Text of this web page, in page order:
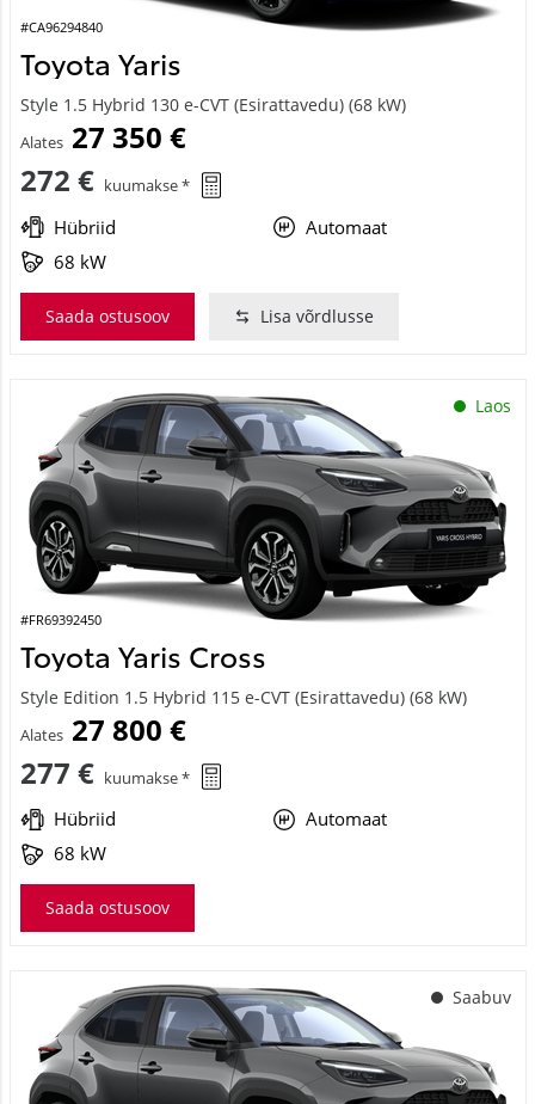
#CA96294840
Toyota Yaris
Style 1.5 Hybrid 130 e-CVT (Esirattavedu) (68 kW)
Alates 27 350 €
272 € kuumakse *
Hübriid
Automaat
68 kW
Saada ostusoov Lisa võrdlusse
Laos
#FR69392450
Toyota Yaris Cross
Style Edition 1.5 Hybrid 115 e-CVT (Esirattavedu) (68 kW)
Alates 27 800 €
277 € kuumakse *
Hübriid
Automaat
68 kW
Saada ostusoov
Saabuv